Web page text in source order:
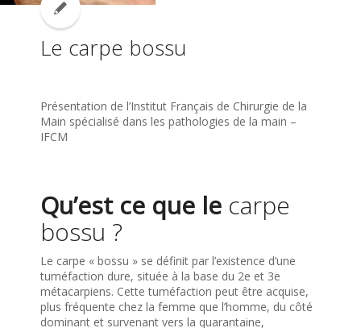
Le carpe bossu
Présentation de l’Institut Français de Chirurgie de la
Main spécialisé dans les pathologies de la main –
IFCM
Qu’est ce que le carpe
bossu ?
Le carpe « bossu » se définit par l’existence d’une
tuméfaction dure, située à la base du 2e et 3e
métacarpiens. Cette tuméfaction peut être acquise,
plus fréquente chez la femme que l’homme, du côté
dominant et survenant vers la quarantaine,